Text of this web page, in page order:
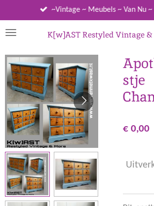
direct
naar
hoofdinhoud
K[w]AST Restyled Vintage
~Vintage ~ Meubels ~ Van Nu
stje
€ 0,00